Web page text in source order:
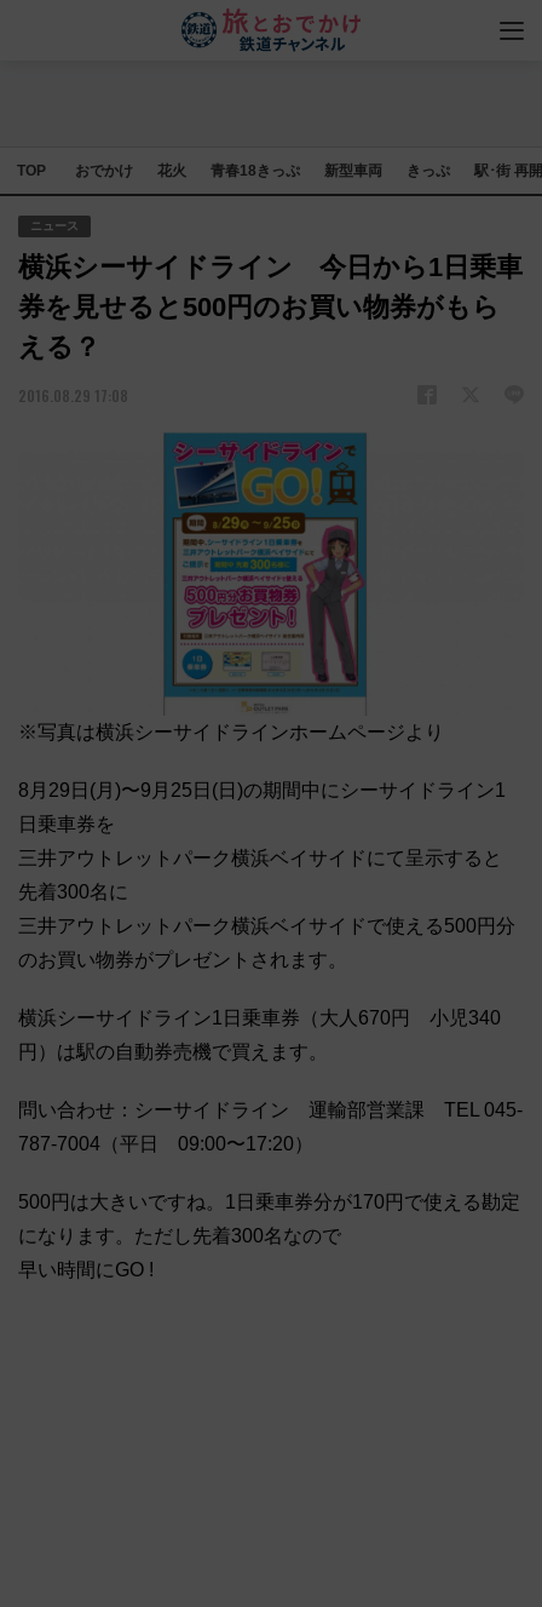
TOP おでかけ 花火 青春18きっぷ 新型車両 きっぷ 駅･街 再
ニュース
横浜シーサイドライン 今日から1日乗車
券を見せると500円のお買い物券がもら
える？
2016.08.29 17:08
※写真は横浜シーサイドラインホームページより
8月29日(月)〜9月25日(日)の期間中にシーサイドライン1
日乗車券を
三井アウトレットパーク横浜ベイサイドにて呈示すると
先着300名に
三井アウトレットパーク横浜ベイサイドで使える500円分
のお買い物券がプレゼントされます。
横浜シーサイドライン1日乗車券（大人670円 小児340
円）は駅の自動券売機で買えます。
問い合わせ：シーサイドライン 運輸部営業課 TEL 045-
787-7004（平日 09:00〜17:20）
500円は大きいですね。1日乗車券分が170円で使える勘定
になります。ただし先着300名なので
早い時間にGO !